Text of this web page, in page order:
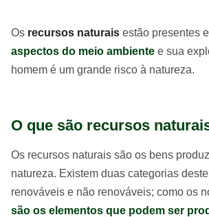
Os recursos naturais estão presentes
aspectos do meio ambiente e sua
homem é um grande risco à natureza.
O que são recursos
Os recursos naturais são os bens
natureza. Existem duas categorias
renováveis e não renováveis; como os
são os elementos que podem ser